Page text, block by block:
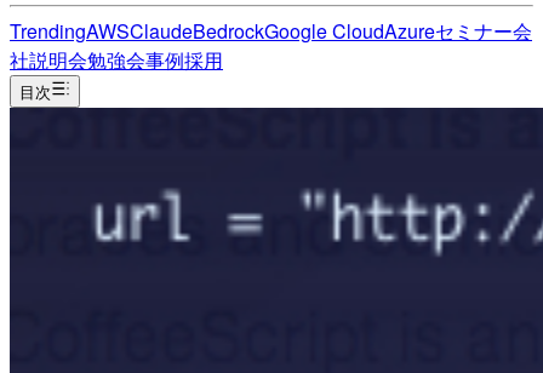
TrendingAWSClaudeBedrockGoogle CloudAzureセミナー会
社説明会勉強会事例採用
目次